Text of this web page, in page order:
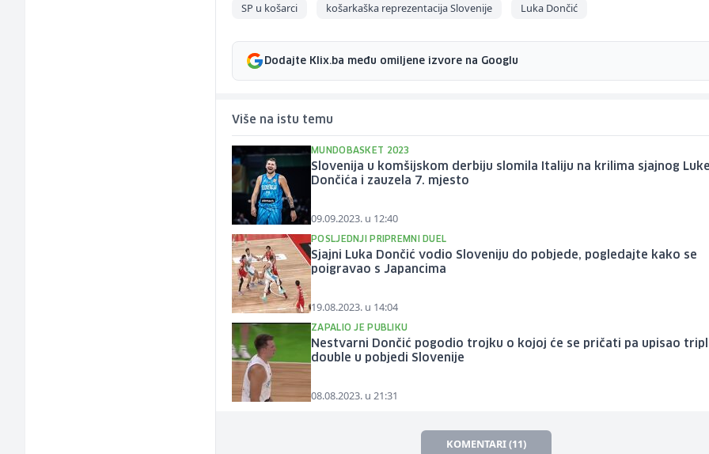
SP u košarci košarkaška reprezentacija Slovenije Luka Dončić
Dodajte Klix.ba među omiljene izvore na Googlu
Više na istu temu
MUNDOBASKET 2023
Slovenija u komšijskom derbiju slomila Italiju na krilima sjajnog
Dončića i zauzela 7. mjesto
09.09.2023. u 12:40
POSLJEDNJI PRIPREMNI DUEL
Sjajni Luka Dončić vodio Sloveniju do pobjede, pogledajte kako se
poigravao s Japancima
19.08.2023. u 14:04
ZAPALIO JE PUBLIKU
Nestvarni Dončić pogodio trojku o kojoj će se pričati pa upisao
double u pobjedi Slovenije
08.08.2023. u 21:31
KOMENTARI (11)